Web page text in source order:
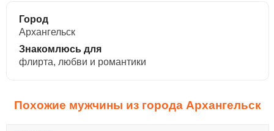
Город
Архангельск
Знакомлюсь для
флирта, любви и романтики
Похожие мужчины из города Архангельск